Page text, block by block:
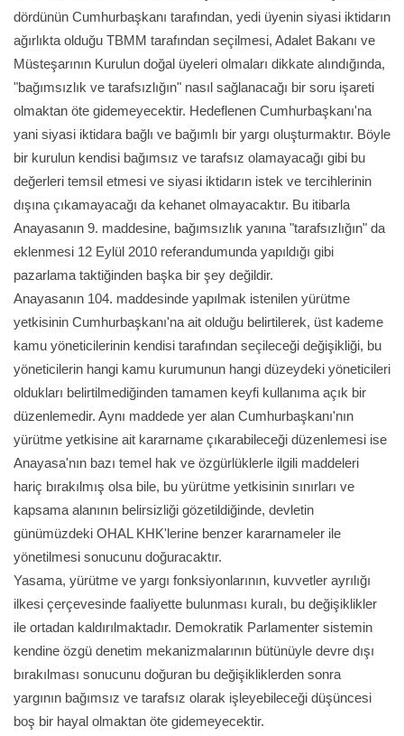
dördünün Cumhurbaşkanı tarafından, yedi üyenin siyasi iktidarın
ağırlıkta olduğu TBMM tarafından seçilmesi, Adalet Bakanı ve
Müsteşarının Kurulun doğal üyeleri olmaları dikkate alındığında,
"bağımsızlık ve tarafsızlığın" nasıl sağlanacağı bir soru işareti
olmaktan öte gidemeyecektir. Hedeflenen Cumhurbaşkanı'na
yani siyasi iktidara bağlı ve bağımlı bir yargı oluşturmaktır. Böyle
bir kurulun kendisi bağımsız ve tarafsız olamayacağı gibi bu
değerleri temsil etmesi ve siyasi iktidarın istek ve tercihlerinin
dışına çıkamayacağı da kehanet olmayacaktır. Bu itibarla
Anayasanın 9. maddesine, bağımsızlık yanına "tarafsızlığın" da
eklenmesi 12 Eylül 2010 referandumunda yapıldığı gibi
pazarlama taktiğinden başka bir şey değildir.
​Anayasanın 104. maddesinde yapılmak istenilen yürütme
yetkisinin Cumhurbaşkanı'na ait olduğu belirtilerek, üst kademe
kamu yöneticilerinin kendisi tarafından seçileceği değişikliği, bu
yöneticilerin hangi kamu kurumunun hangi düzeydeki yöneticileri
oldukları belirtilmediğinden tamamen keyfi kullanıma açık bir
düzenlemedir. Aynı maddede yer alan Cumhurbaşkanı'nın
yürütme yetkisine ait kararname çıkarabileceği düzenlemesi ise
Anayasa'nın bazı temel hak ve özgürlüklerle ilgili maddeleri
hariç bırakılmış olsa bile, bu yürütme yetkisinin sınırları ve
kapsama alanının belirsizliği gözetildiğinde, devletin
günümüzdeki OHAL KHK'lerine benzer kararnameler ile
yönetilmesi sonucunu doğuracaktır.
​Yasama, yürütme ve yargı fonksiyonlarının, kuvvetler ayrılığı
ilkesi çerçevesinde faaliyette bulunması kuralı, bu değişiklikler
ile ortadan kaldırılmaktadır. Demokratik Parlamenter sistemin
kendine özgü denetim mekanizmalarının bütünüyle devre dışı
bırakılması sonucunu doğuran bu değişikliklerden sonra
yargının bağımsız ve tarafsız olarak işleyebileceği düşüncesi
boş bir hayal olmaktan öte gidemeyecektir.